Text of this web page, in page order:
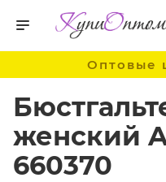
Оптовые
женский
660370